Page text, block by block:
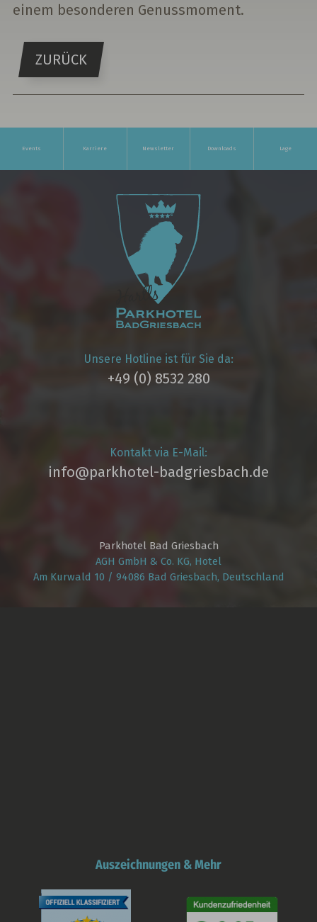
einem besonderen Genussmoment.
ZURÜCK
Events Karriere Newsletter Downloads Lage
Unsere Hotline ist für Sie da:
+49 (0) 8532 280
Kontakt via E-Mail:
info@parkhotel­-badgriesbach.de
Parkhotel Bad Griesbach
AGH GmbH & Co. KG, Hotel
Am Kurwald 10 / 94086 Bad Griesbach, Deutschland
Auszeichnungen & Mehr